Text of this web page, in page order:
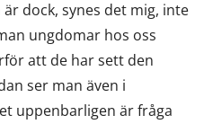
är dock, synes det mig, inte
ungdomar hos oss
att de har sett den
ser man även i
uppenbarligen är fråga